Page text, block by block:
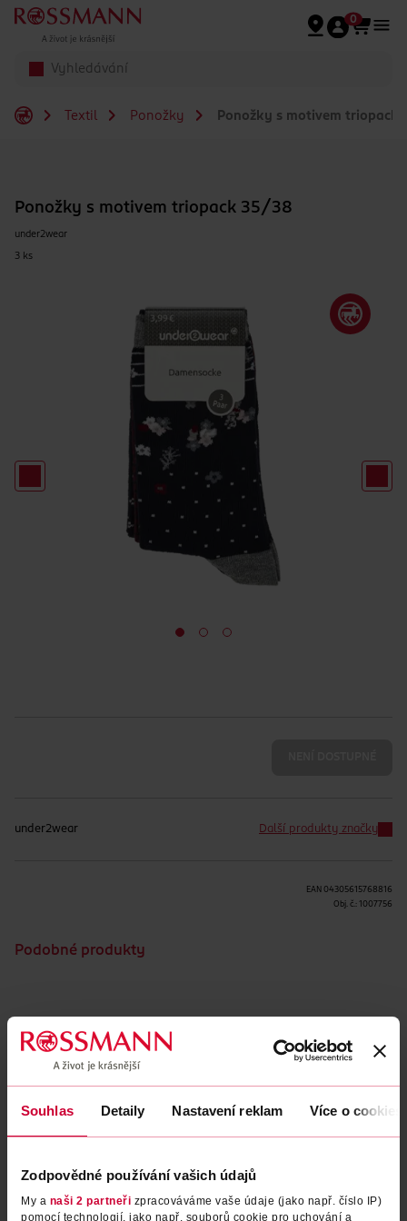
Souhlas Detaily Nastavení reklam Více o cookies
Zodpovědné používání vašich údajů
My a naši 2 partneři zpracováváme vaše údaje (jako např. číslo IP)
pomocí technologií, jako např. souborů cookie pro uchování a
Přeskočit na hlavmní obsah
0
Textil Ponožky Ponožky s motivem triopack
Ponožky s motivem triopack 35/38
under2wear
3 ks
under2wear Další produkty značky
EAN 04305615768816
Obj. č.: 1007756
Podobné produkty
Obsah se nám momentálně nedaří načíst, zkuste to prosím